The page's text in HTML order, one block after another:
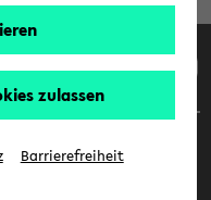
zulassen
Barrierefreiheit